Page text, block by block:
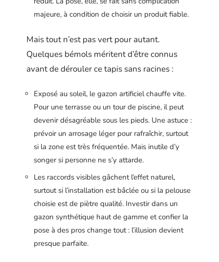
majeure, à condition de choisir un produit fiable.
Mais tout n’est pas vert pour autant.
Quelques bémols méritent d’être connus
avant de dérouler ce tapis sans racines :
Exposé au soleil, le gazon artificiel chauffe vite.
Pour une terrasse ou un tour de piscine, il peut
devenir désagréable sous les pieds. Une astuce :
prévoir un arrosage léger pour rafraîchir, surtout
si la zone est très fréquentée. Mais inutile d’y
songer si personne ne s’y attarde.
Les raccords visibles gâchent l’effet naturel,
surtout si l’installation est bâclée ou si la pelouse
choisie est de piètre qualité. Investir dans un
gazon synthétique haut de gamme et confier la
pose à des pros change tout : l’illusion devient
presque parfaite.